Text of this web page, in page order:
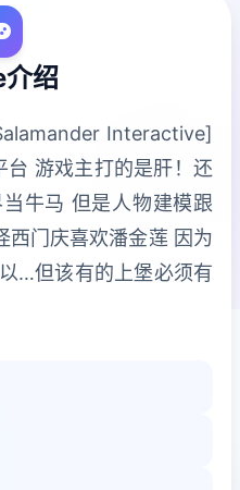
绍
Interactive]
游戏主打的是肝！还
牛马 但是人物建模跟
西门庆喜欢潘金莲 因为
…但该有的上堡必须有